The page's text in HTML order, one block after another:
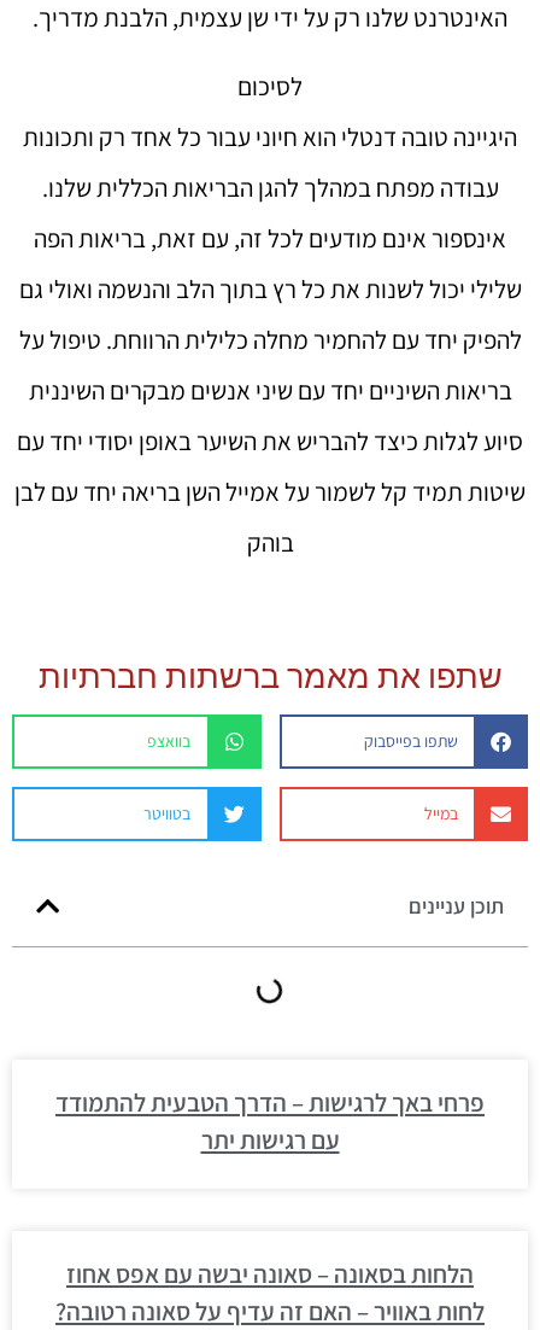
האינטרנט שלנו רק על ידי שן עצמית, הלבנת מדריך.
לסיכום
היגיינה טובה דנטלי הוא חיוני עבור כל אחד רק ותכונות
עבודה מפתח במהלך להגן הבריאות הכללית שלנו.
אינספור אינם מודעים לכל זה, עם זאת, בריאות הפה
שלילי יכול לשנות את כל רץ בתוך הלב והנשמה ואולי גם
להפיק יחד עם להחמיר מחלה כלילית הרווחת. טיפול על
בריאות השיניים יחד עם שיני אנשים מבקרים השיננית
סיוע לגלות כיצד להבריש את השיער באופן יסודי יחד עם
שיטות תמיד קל לשמור על אמייל השן בריאה יחד עם לבן
בוהק
שתפו את מאמר ברשתות חברתיות
שתפו בפייסבוק בוואצפ
במייל בטוויטר
תוכן עניינים
פרחי באך לרגישות – הדרך הטבעית להתמודד
עם רגישות יתר
הלחות בסאונה – סאונה יבשה עם אפס אחוז
לחות באוויר – האם זה עדיף על סאונה רטובה?